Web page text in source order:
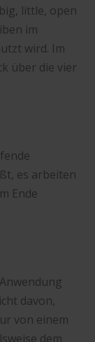
little, open
im
wird. Im
über die vier
es arbeiten
Ende
davon,
von einem
dem